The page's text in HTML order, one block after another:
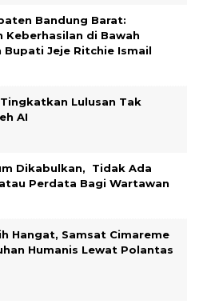
Bandung Barat:
Keberhasilan di Bawah
Bupati Jeje Ritchie Ismail
Lulusan Tak
AI
Dikabulkan, Tidak Ada
Perdata Bagi Wartawan
Hangat, Samsat Cimareme
Humanis Lewat Polantas